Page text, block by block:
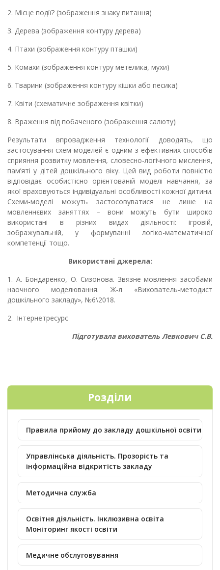
2. Місце події? (зображення знаку питання)
3. Дерева (зображення контуру дерева)
4. Птахи (зображення контуру пташки)
5. Комахи (зображення контуру метелика, мухи)
6. Тварини (зображення контуру кішки або песика)
7. Квіти (схематичне зображення квітки)
8. Враження від побаченого (зображення салюту)
Результати впровадження технології доводять, що
застосування схем-моделей є одним з ефективних способів
сприяння розвитку мовлення, словесно-логічного мислення,
пам’яті у дітей дошкільного віку. Цей вид роботи повністю
відповідає особистісно орієнтованій моделі навчання, за
якої враховуються індивідуальні особливості кожної дитини.
Схеми-моделі можуть застосовуватися не лише на
мовленнєвих заняттях – вони можуть бути широко
використані в різних видах діяльності: ігровій,
зображувальній, у формуванні логіко-математичної
компетенції тощо.
Використані джерела:
1. А. Бондаренко, О. Сизонова. Звязне мовлення засобами
наочного моделювання. Ж-л «Вихователь-методист
дошкільного закладу», №6\2018.
2. Інтернетресурс
Підготувала вихователь Левкович С.В.
Розділи
Правила прийому до закладу дошкільної освіти
Управлінська діяльність. Прозорість та
інформаційна відкритість закладу
Методична служба
Освітня діяльність. Інклюзивна освіта
Моніторинг якості освіти
Медичне обслуговування